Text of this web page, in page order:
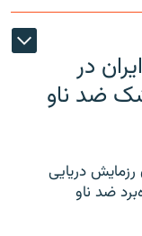
در
ضد ناو
رزمایش دریایی
ضد ناو